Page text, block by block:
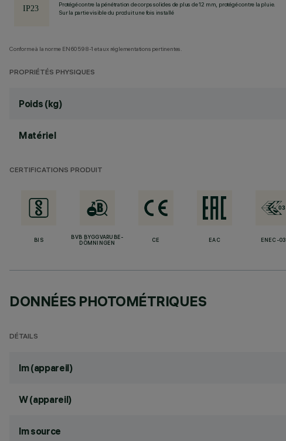
Protégé contre la pénétration de corps solides de plus de 12 mm, protégé contre la pluie.
Sur la partie visible du produit une fois installé
Conforme à la norme EN60598-1 et aux réglementations pertinentes.
PROPRIÉTÉS PHYSIQUES
Poids (kg)
Matériel
CERTIFICATIONS PRODUIT
BIS
BVB BYGGVARUBE-
DÖMNINGEN
CE EAC ENEC-03
DONNÉES PHOTOMÉTRIQUES
DÉTAILS
lm (appareil)
W (appareil)
lm source